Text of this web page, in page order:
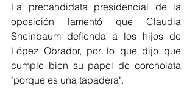
La precandidata presidencial de la
oposición lamentó que Claudia
Sheinbaum defienda a los hijos de
López Obrador, por lo que dijo que
cumple bien su papel de corcholata
"porque es una tapadera".